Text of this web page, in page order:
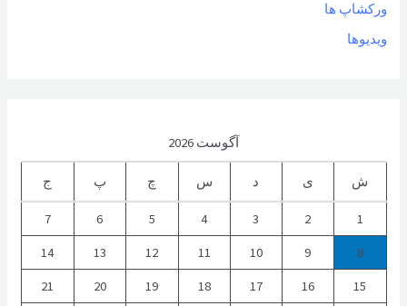
ورکشاپ ها
ویدیوها
آگوست 2026
ش ی د س چ پ ج
1
2
3
4
5
6
7
8
9
10
11
12
13
14
15
16
17
18
19
20
21